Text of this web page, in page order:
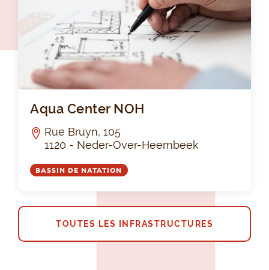
Aqua Center NOH
Rue Bruyn, 105
1120 - Neder-Over-Heembeek
BASSIN DE NATATION
TOUTES LES INFRASTRUCTURES